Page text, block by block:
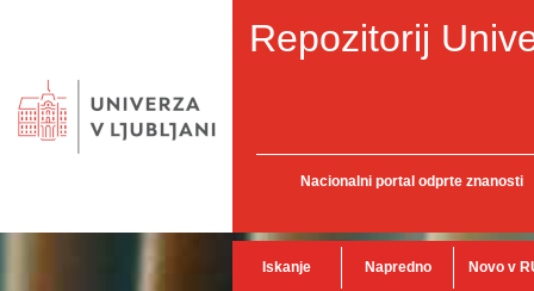
Repozitorij
Nacionalni portal odprte znanosti
Iskanje Napredno Novo v